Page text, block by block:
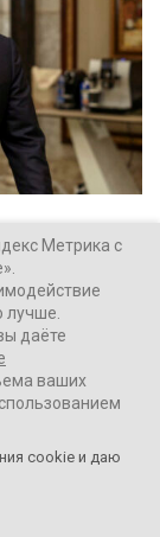
не
Метрика с
лучше.
даёте
ваших
cookie и даю